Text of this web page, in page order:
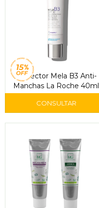
Corrector Mela B3 Anti-
Manchas La Roche 40ml